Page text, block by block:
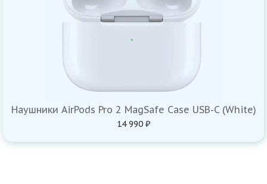
Наушники AirPods Pro 2 MagSafe Case USB-C (White)
14 990 ₽